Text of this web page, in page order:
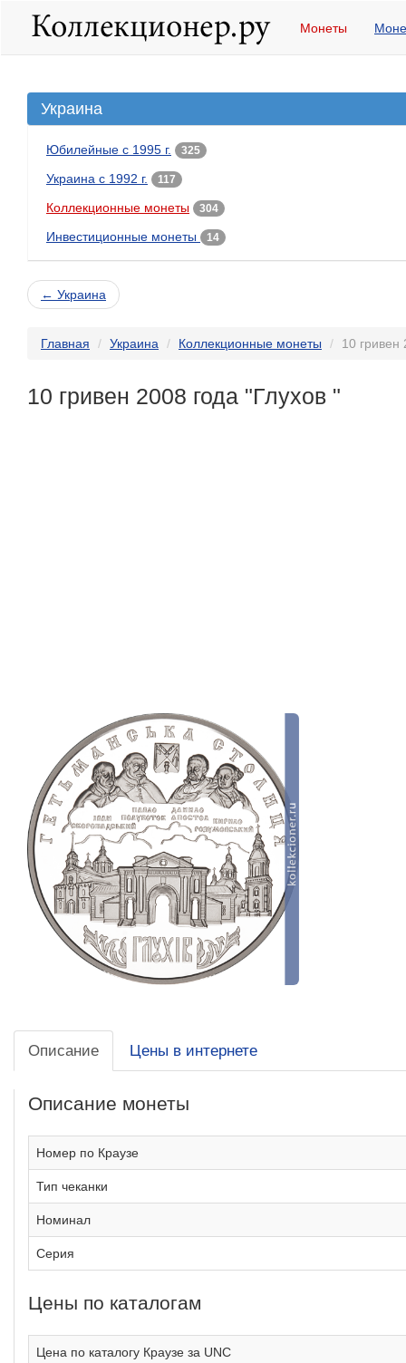
Монеты
Украина
Юбилейные с 1995 г. 325
Украина с 1992 г. 117
Коллекционные монеты 304
Инвестиционные монеты 14
← Украина
Главная Украина Коллекционные монеты 10 гривен
10 гривен 2008 года "Глухов "
Описание Цены в интернете
Описание монеты
Номер по Краузе
Тип чеканки
Номинал
Серия
Цены по каталогам
Цена по каталогу Краузе за UNC